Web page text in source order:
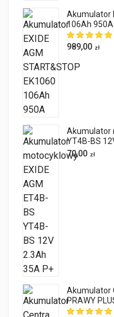
Akumulator
106Ah 950A
989,00 zł
Akumulator
YT4B-BS
70,00 zł
Akumulator
PRAWY